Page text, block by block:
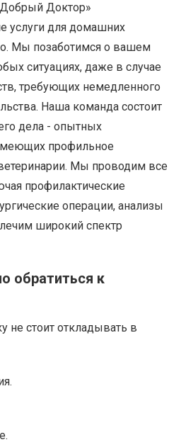
Доктор»
услуги для домашних
Мы позаботимся о вашем
ситуациях, даже в случае
требующих немедленного
Наша команда состоит
дела - опытных
профильное
Мы проводим все
профилактические
операции, анализы
широкий спектр
обратиться к
не стоит откладывать в